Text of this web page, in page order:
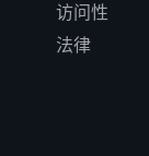
访问性
法律